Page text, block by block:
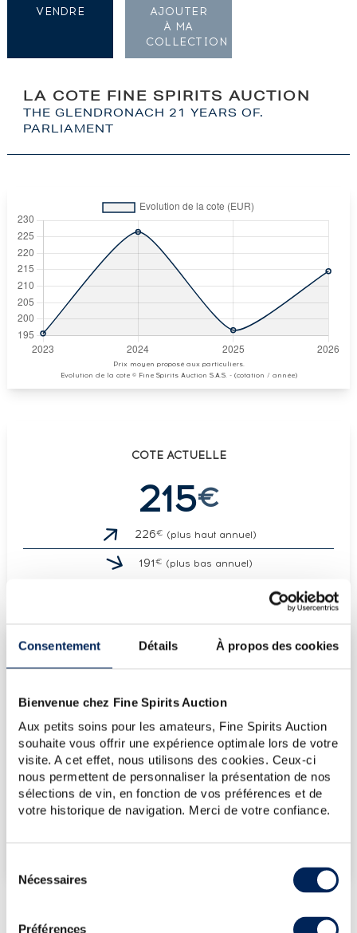
Consentement Détails À propos des cookies
Bienvenue chez Fine Spirits Auction
Aux petits soins pour les amateurs, Fine Spirits Auction
souhaite vous offrir une expérience optimale lors de votre
visite. A cet effet, nous utilisons des cookies. Ceux-ci
nous permettent de personnaliser la présentation de nos
sélections de vin, en fonction de vos préférences et de
votre historique de navigation. Merci de votre confiance.
Nécessaires
Préférences
LA COTE FINE SPIRITS AUCTION
THE GLENDRONACH 21 YEARS OF.
PARLIAMENT
Prix moyen proposé aux particuliers.
Evolution de la cote © Fine Spirits Auction S.A.S. - (cotation / année)
COTE ACTUELLE
215€
226€ (plus haut annuel)
191€ (plus bas annuel)
LES DERNIÈRES ADJUDICATIONS
30/01/2026
12/12/2025
190€
14/11/2025
190€
03/10/2025
VOUS POSSÉDEZ
UN SPIRITUEUX IDENTIQUE ?
VENDRE
AJOUTER
À MA
COLLECTION